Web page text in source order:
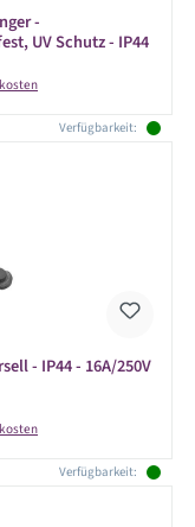
-
UV Schutz - IP44
Verfügbarkeit:
- IP44 - 16A/250V
Verfügbarkeit: